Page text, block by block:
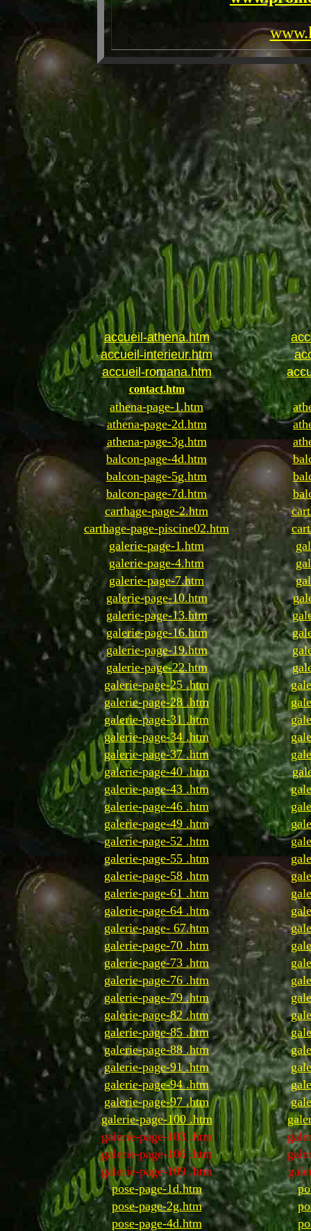
accueil-athena.htm
accueil-interieur.htm
accueil-romana.htm
contact.htm
athena-page-1.htm
athena-page-2d.htm
athena-page-3g.htm
balcon-page-4d.htm
balcon-page-5g.htm
balcon-page-7d.htm
carthage-page-2.htm
carthage-page-piscine02.htm
galerie-page-1.htm
galerie-page-4.htm
galerie-page-7.htm
galerie-page-10.htm
galerie-page-13.htm
galerie-page-16.htm
galerie-page-19.htm
galerie-page-22.htm
galerie-page-25 .htm
galerie-page-28 .htm
galerie-page-31 .htm
galerie-page-34 .htm
galerie-page-37 .htm
galerie-page-40 .htm
galerie-page-43 .htm
galerie-page-46 .htm
galerie-page-49 .htm
galerie-page-52 .htm
galerie-page-55 .htm
galerie-page-58 .htm
galerie-page-61 .htm
galerie-page-64 .htm
galerie-page- 67.htm
galerie-page-70 .htm
galerie-page-73 .htm
galerie-page-76 .htm
galerie-page-79 .htm
galerie-page-82 .htm
galerie-page-85 .htm
galerie-page-88 .htm
galerie-page-91 .htm
galerie-page-94 .htm
galerie-page-97 .htm
galerie-page-100 .htm
galerie-page-103 .htm
galerie-page-106 .htm
galerie-page-109 .htm
pose-page-1d.htm
pose-page-2g.htm
pose-page-4d.htm